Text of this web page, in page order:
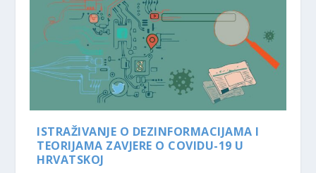
ISTRAŽIVANJE O DEZINFORMACIJAMA I
TEORIJAMA ZAVJERE O COVIDU-19 U
HRVATSKOJ